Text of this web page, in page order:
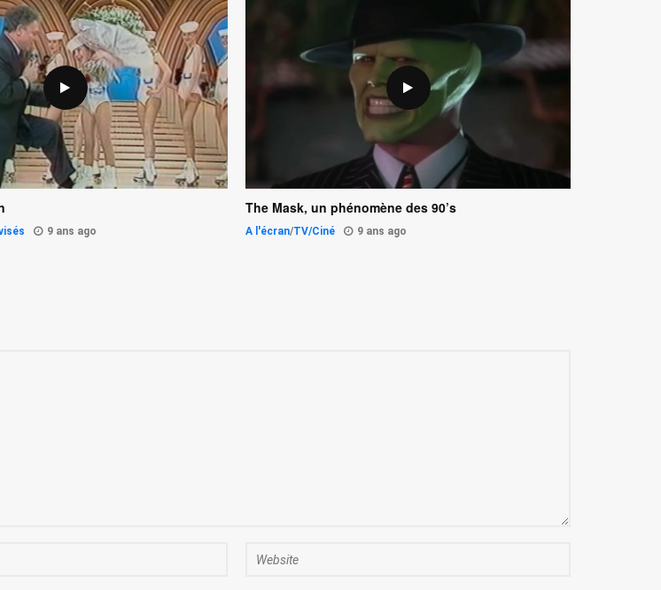
9 ans ago
The Mask, un phénomène des 90’s
A l'écran/TV/Ciné 9 ans ago